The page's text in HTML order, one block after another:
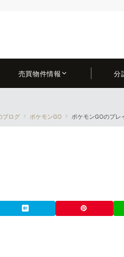
売買物件情報 分
ブログ ポケモンGO ポケモンGOのプレ